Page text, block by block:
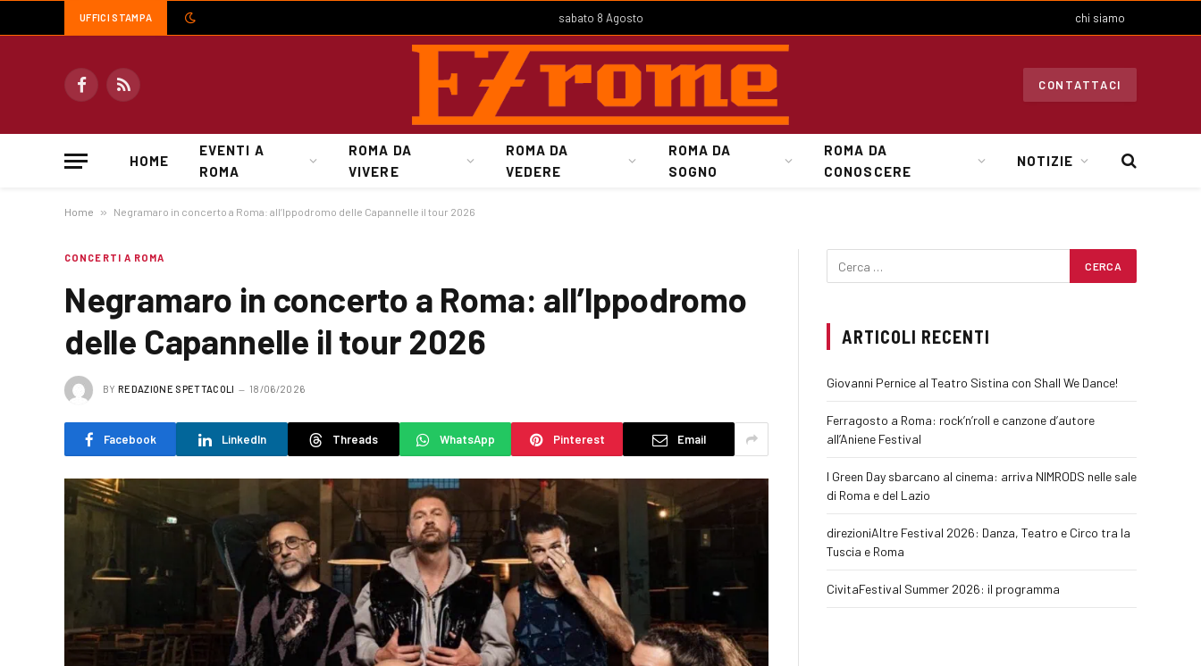
UFFICI STAMPA sabato 8 Agosto chi siamo
FacebookRSS
CONTATTACI
HOME
EVENTI A
ROMA
ROMA DA
VIVERE
ROMA DA
VEDERE
ROMA DA
SOGNO
ROMA DA
CONOSCERE
NOTIZIE
Home » Negramaro in concerto a Roma: all’Ippodromo delle Capannelle il tour 2026
CONCERTI A ROMA
Negramaro in concerto a Roma: all’Ippodromo
delle Capannelle il tour 2026
BY REDAZIONE SPETTACOLI 18/06/2026
Facebook LinkedIn Threads WhatsApp Pinterest Email
ARTICOLI RECENTI
Giovanni Pernice al Teatro Sistina con Shall We Dance!
Ferragosto a Roma: rock’n’roll e canzone d’autore
all’Aniene Festival
I Green Day sbarcano al cinema: arriva NIMRODS nelle sale
di Roma e del Lazio
direzioniAltre Festival 2026: Danza, Teatro e Circo tra la
Tuscia e Roma
CivitaFestival Summer 2026: il programma